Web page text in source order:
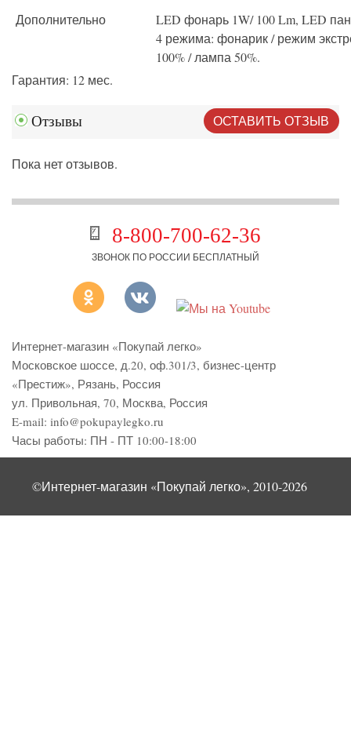
Дополнительно
LED фонарь 1W/ 100 Lm, LED
4 режима: фонарик / режим
100% / лампа 50%.
Гарантия: 12 мес.
Отзывы ОСТАВИТЬ ОТЗЫВ
Пока нет отзывов.
8-800-700-62-36
ЗВОНОК ПО РОССИИ БЕСПЛАТНЫЙ
Интернет-магазин «Покупай легко»
Московское шоссе, д.20, оф.301/3, бизнес-центр
«Престиж», Рязань, Россия
ул. Привольная, 70, Москва, Россия
E-mail: info@pokupaylegko.ru
Часы работы: ПН - ПТ 10:00-18:00
©Интернет-магазин «Покупай легко», 2010-2026